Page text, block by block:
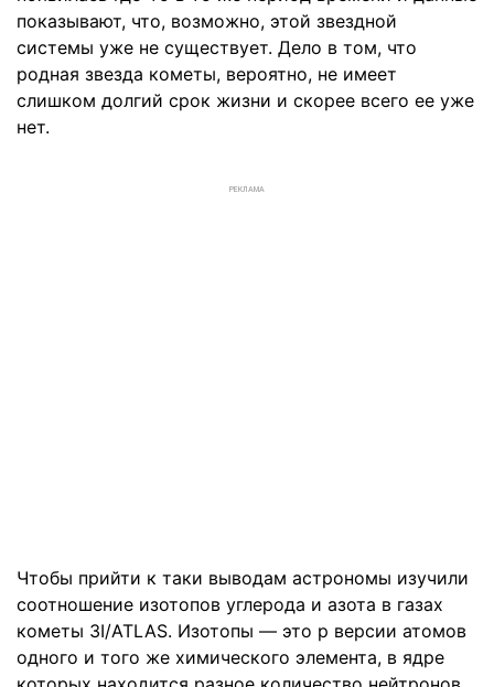
показывают, что, возможно, этой звездной
системы уже не существует. Дело в том, что
родная звезда кометы, вероятно, не имеет
слишком долгий срок жизни и скорее всего ее уже
нет.
РЕКЛАМА
Чтобы прийти к таки выводам астрономы изучили
соотношение изотопов углерода и азота в газах
кометы 3I/ATLAS. Изотопы — это р версии атомов
одного и того же химического элемента, в ядре